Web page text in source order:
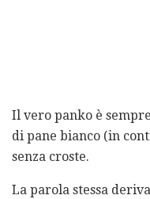
Il vero panko è
di pane bianco (in
senza croste.
La parola stessa